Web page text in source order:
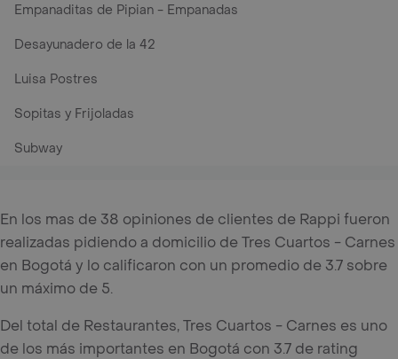
Empanaditas de Pipian - Empanadas
Desayunadero de la 42
Luisa Postres
Sopitas y Frijoladas
Subway
En los mas de 38 opiniones de clientes de Rappi fueron
realizadas pidiendo a domicilio de Tres Cuartos - Carnes
en Bogotá y lo calificaron con un promedio de 3.7 sobre
un máximo de 5.
Del total de Restaurantes, Tres Cuartos - Carnes es uno
de los más importantes en Bogotá con 3.7 de rating